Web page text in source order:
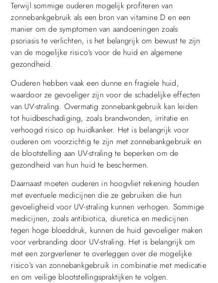
Terwijl sommige ouderen mogelijk profiteren van
zonnebankgebruik als een bron van vitamine D en een
manier om de symptomen van aandoeningen zoals
psoriasis te verlichten, is het belangrijk om bewust te zijn
van de mogelijke risico’s voor de huid en algemene
gezondheid.
Ouderen hebben vaak een dunne en fragiele huid,
waardoor ze gevoeliger zijn voor de schadelijke effecten
van UV-straling. Overmatig zonnebankgebruik kan leiden
tot huidbeschadiging, zoals brandwonden, irritatie en
verhoogd risico op huidkanker. Het is belangrijk voor
ouderen om voorzichtig te zijn met zonnebankgebruik en
de blootstelling aan UV-straling te beperken om de
gezondheid van hun huid te beschermen.
Daarnaast moeten ouderen in hoogvliet rekening houden
met eventuele medicijnen die ze gebruiken die hun
gevoeligheid voor UV-straling kunnen verhogen. Sommige
medicijnen, zoals antibiotica, diuretica en medicijnen
tegen hoge bloeddruk, kunnen de huid gevoeliger maken
voor verbranding door UV-straling. Het is belangrijk om
met een zorgverlener te overleggen over de mogelijke
risico’s van zonnebankgebruik in combinatie met medicatie
en om veilige blootstellingspraktijken te volgen.